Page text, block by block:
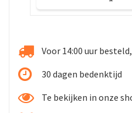
Voor 14:00 uur
30 dagen bedenktijd
Te bekijken in onze